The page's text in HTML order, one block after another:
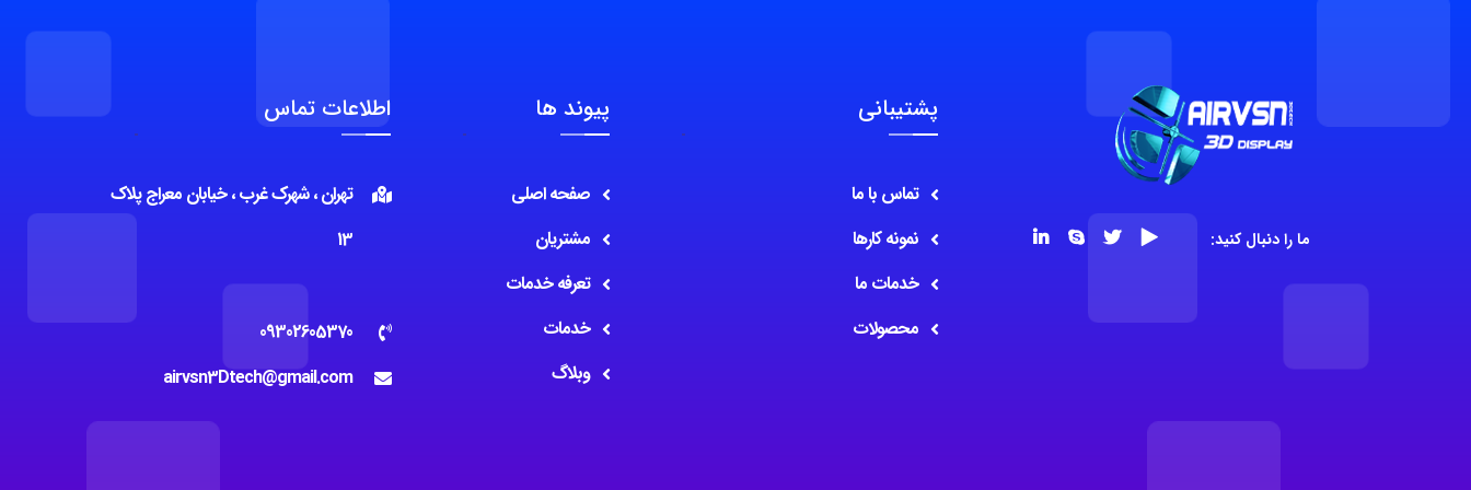
ما را دنبال کنید:
پشتیبانی
تماس با ما
نمونه کارها
خدمات ما
محصولات
پیوند ها
صفحه اصلی
مشتریان
تعرفه خدمات
خدمات
وبلاگ
اطلاعات تماس
تهران ، شهرک غرب ، خیابان معراج پلاک
13
09302605370
airvsn3Dtech@gmail.com